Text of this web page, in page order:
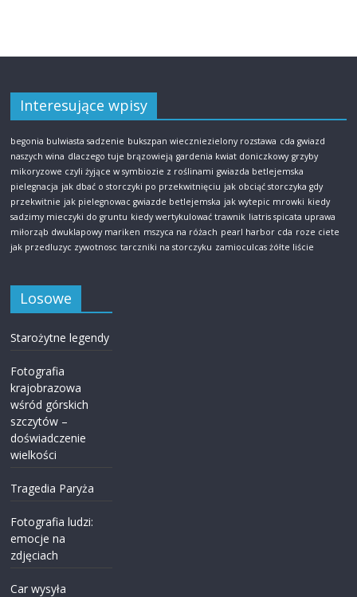
Interesujące wpisy
begonia bulwiasta sadzenie bukszpan wieczniezielony rozstawa cda gwiazd
naszych wina dlaczego tuje brązowieją gardenia kwiat doniczkowy grzyby
mikoryzowe czyli żyjące w symbiozie z roślinami gwiazda betlejemska
pielegnacja jak dbać o storczyki po przekwitnięciu jak obciąć storczyka gdy
przekwitnie jak pielegnowac gwiazde betlejemska jak wytepic mrowki kiedy
sadzimy mieczyki do gruntu kiedy wertykulować trawnik liatris spicata uprawa
miłorząb dwuklapowy mariken mszyca na różach pearl harbor cda roze ciete
jak przedluzyc zywotnosc tarczniki na storczyku zamioculcas żółte liście
Losowe
Starożytne legendy
Fotografia
krajobrazowa
wśród górskich
szczytów –
doświadczenie
wielkości
Tragedia Paryża
Fotografia ludzi:
emocje na
zdjęciach
Car wysyła